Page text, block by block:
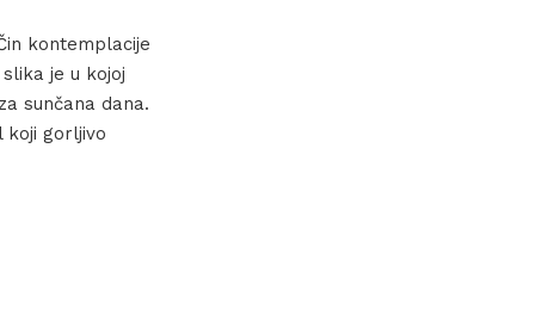
kontemplacije
je u kojoj
sunčana dana.
koji gorljivo